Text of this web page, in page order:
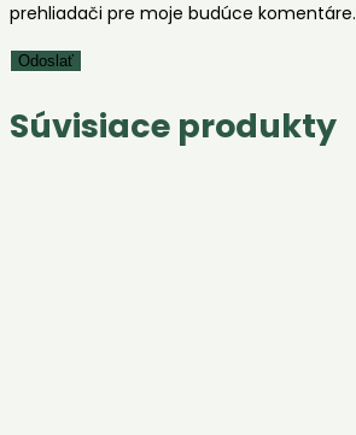
prehliadači pre moje budúce komentáre.
Súvisiace produkty